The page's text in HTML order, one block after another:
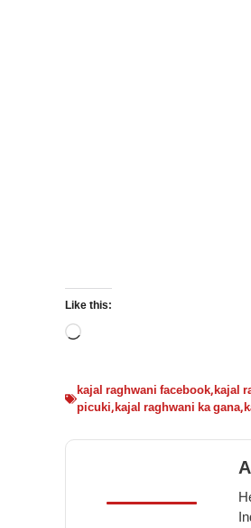
Like this:
Loading…
kajal raghwani facebook,kajal
picuki,kajal raghwani ka gana,